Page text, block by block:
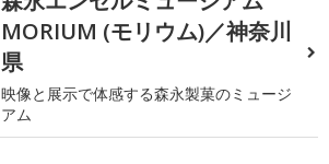
MORIUM (モリウム)／神奈川
県
映像と展示で体感する森永製菓のミュージ
アム